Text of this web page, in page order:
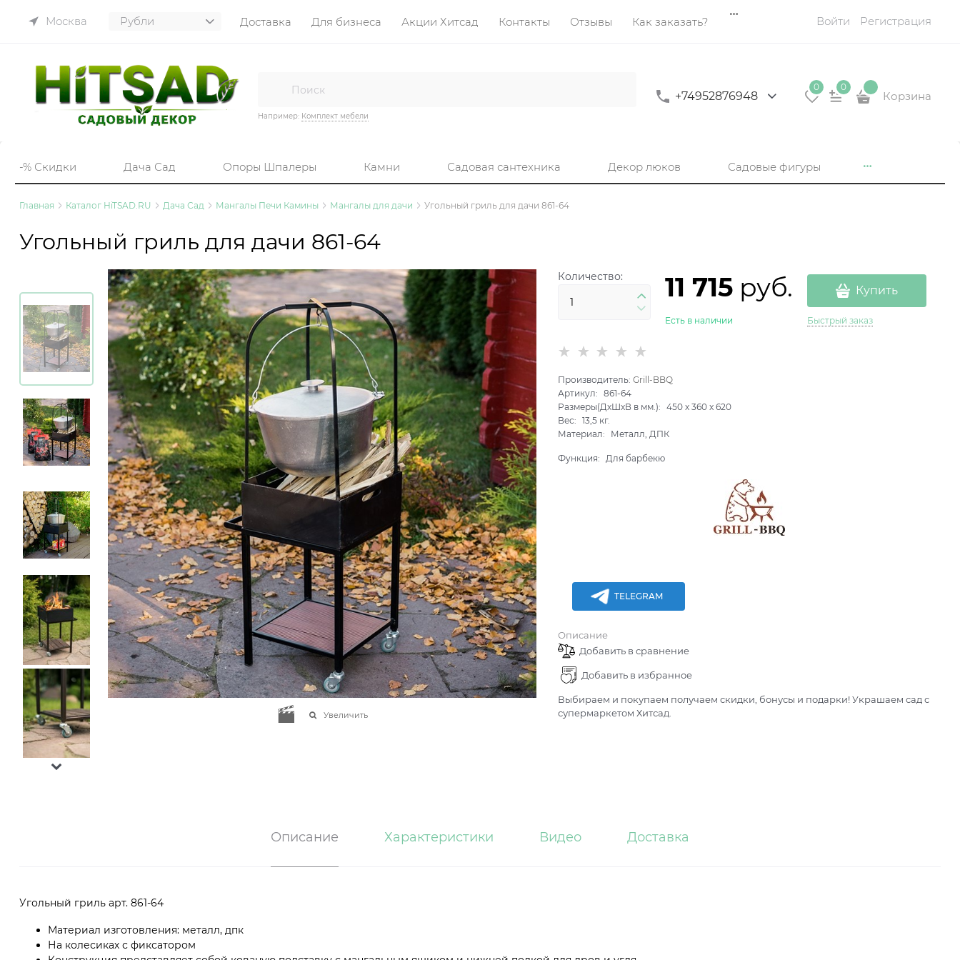
Москва Доставка Для бизнеса Акции Хитсад Контакты Отзывы Как заказать? Войти Регистрация
Например: Комплект мебели
+74952876948
0 0
Корзина
-% Скидки Дача Сад Опоры Шпалеры Камни Садовая сантехника Декор люков Садовые фигуры
Главная Каталог HiTSAD.RU Дача Сад Мангалы Печи Камины Мангалы для дачи Угольный гриль для дачи 861-64
Угольный гриль для дачи 861-64
Увеличить
Количество: 11 715 руб.
Есть в наличии
Купить
Быстрый заказ
Производитель:Grill-BBQ
Артикул:
861-64
Размеры(ДхШхВ в мм.):
450 x360 x620
Вес:
13,5 кг.
Материал:
Металл, ДПК
Функция: Для барбекю
TELEGRAM
Описание
Добавить в сравнение
Добавить в избранное
Выбираем и покупаем получаем скидки, бонусы и подарки! Украшаем сад с
супермаркетом Хитсад.
Описание Характеристики Видео Доставка
Угольный гриль арт. 861-64
Материал изготовления: металл, дпк
На колесиках с фиксатором